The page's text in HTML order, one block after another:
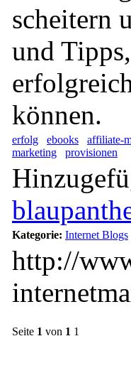
scheitern
und
können.
erfolg ebooks affiliate-
marketing
provisionen
Kategorie: Internet Blogs
http://
Seite 1 von 1 1